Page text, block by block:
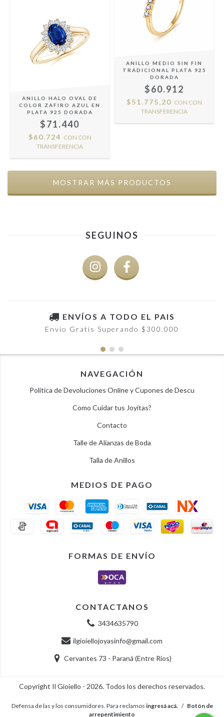
ANILLO HALO OVAL DE
COLOR ZAFIRO AZUL EN
PLATA 925 DORADA
$71.440
$60.724 CON CON
TRANSFERENCIA
ANILLO MEDIO SIN FIN
TRADICIONAL PLATA 925
DORADA
$60.912
$51.775,20 CON CON
TRANSFERENCIA
MOSTRAR MÁS PRODUCTOS
SEGUINOS
ENVÍOS A TODO EL PAIS
Envio Gratis Superando $300.000
NAVEGACIÓN
Politica de Devoluciones Online y Cupones de Descu
Como Cuidar tus Joyitas?
Contacto
Talle de Alianzas de Boda
Talla de Anillos
MEDIOS DE PAGO
FORMAS DE ENVÍO
CONTACTANOS
3434635790
ilgioiellojoyasinfo@gmail.com
Cervantes 73 - Paraná (Entre Rios)
Copyright Il Gioiello - 2026. Todos los derechos reservados.
Defensa de las y los consumidores. Para reclamos ingresá acá. / Botón de
arrepentimiento